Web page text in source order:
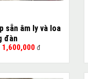
sẵn âm ly và loa
đàn
1,600,000 đ